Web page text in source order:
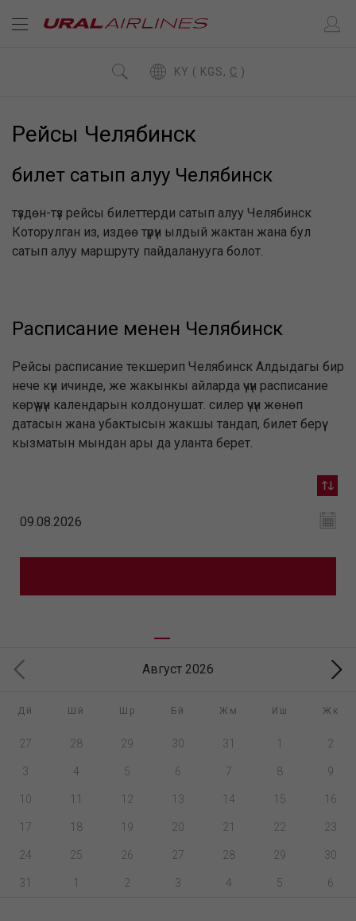
KY ( KGS, C )
Рейсы Челябинск
билет сатып алуу Челябинск
түздөн-түз рейсы билеттерди сатып алуу Челябинск
Которулган из, издөө түрүн ылдый жактан жана бул
сатып алуу маршруту пайдаланууга болот.
Расписание менен Челябинск
Рейсы расписание текшерип Челябинск Алдыдагы бир
нече күн ичинде, же жакынкы айларда үчүн расписание
көрүү үчүн календарын колдонушат. силер үчүн жөнөп
датасын жана убактысын жакшы тандап, билет берүү
кызматын мындан ары да уланта берет.
Август 2026
Дй Шй Шр Бй Жм Иш Жк
27 28 29 30 31 1 2
3 4 5 6 7 8 9
10 11 12 13 14 15 16
17 18 19 20 21 22 23
24 25 26 27 28 29 30
31 1 2 3 4 5 6